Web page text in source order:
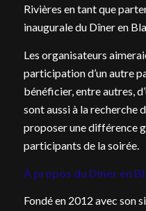
Rivières en tant que
inaugurale du Dîner en
Les organisateurs
participation d’un autre
bénéficier, entre autres,
sont aussi à la recherche
proposer une différence
participants de la soirée.
À propos du Dîner en
Fondé en 2012 avec son